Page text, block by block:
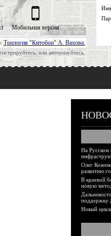
Трилогия "Китобои" А. Вахова.
или авторизуйтесь.
Мобильная версия
На Русском
Олег
развитию
В краевой
новую
поддержку
Новый